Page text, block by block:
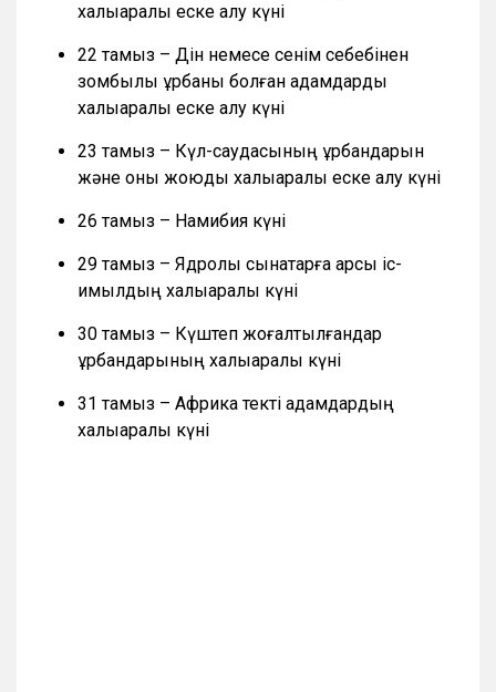
халықаралық еске алу күні
22 тамыз – Дін немесе сенім себебінен
зомбылық құрбаны болған адамдарды
халықаралық еске алу күні
23 тамыз – Күл-саудасының құрбандарын
және оны жоюды халықаралық еске алу күні
26 тамыз – Намибия күні
29 тамыз – Ядролық сынақтарға қарсы іс-
қимылдың халықаралық күні
30 тамыз – Күштеп жоғалтылғандар
құрбандарының халықаралық күні
31 тамыз – Африка текті адамдардың
халықаралық күні